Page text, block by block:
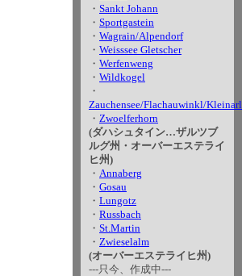
・ Sankt Johann
・ Sportgastein
・ Wagrain/Alpendorf
・ Weisssee Gletscher
・ Werfenweng
・ Wildkogel
・
Zauchensee/Flachauwinkl/Kleinarl
・ Zwoelferhorn
(ダハシュタイン…ザルツブ
ルグ州・オーバーエステライ
ヒ州)
・ Annaberg
・ Gosau
・ Lungotz
・ Russbach
・ St.Martin
・ Zwieselalm
(オーバーエステライヒ州)
---只今、作成中---